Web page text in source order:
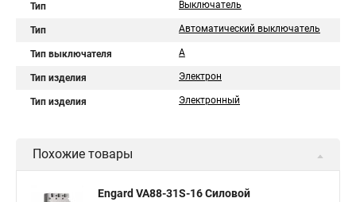
Тип Выключатель
Тип Автоматический выключатель
Тип выключателя А
Тип изделия Электрон
Тип изделия Электронный
Похожие товары
Engard VA88-31S-16 Силовой